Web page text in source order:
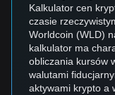
Kalkulator cen
czasie
Worldcoin (WLD)
kalkulator ma
obliczania kursów
walutami
aktywami krypto a